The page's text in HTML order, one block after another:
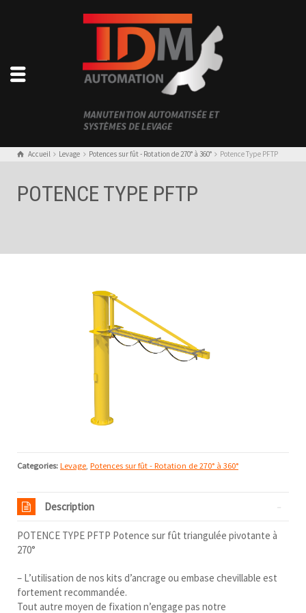
Accueil Levage Potences sur fût - Rotation de 270° à 360° Potence Type PFTP
POTENCE TYPE PFTP
Categories: Levage, Potences sur fût - Rotation de 270° à 360°
Description
POTENCE TYPE PFTP Potence sur fût triangulée pivotante à
270°
– L’utilisation de nos kits d’ancrage ou embase chevillable est
fortement recommandée.
Tout autre moyen de fixation n’engage pas notre